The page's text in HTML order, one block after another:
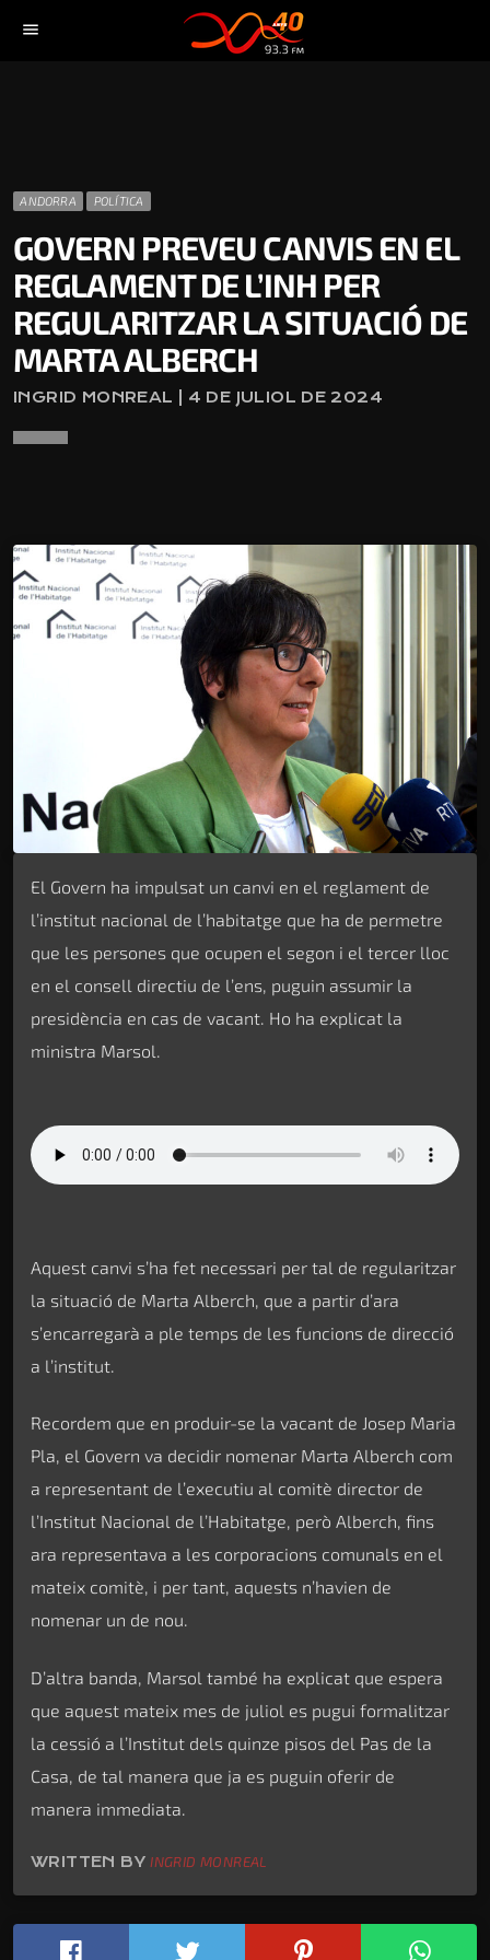
menu
ANDORRA POLÍTICA
GOVERN PREVEU CANVIS EN EL
REGLAMENT DE L’INH PER
REGULARITZAR LA SITUACIÓ DE
MARTA ALBERCH
INGRID MONREAL | 4 DE JULIOL DE 2024
El Govern ha impulsat un canvi en el reglament de
l’institut nacional de l’habitatge que ha de permetre
que les persones que ocupen el segon i el tercer lloc
en el consell directiu de l’ens, puguin assumir la
presidència en cas de vacant. Ho ha explicat la
ministra Marsol.
Aquest canvi s’ha fet necessari per tal de regularitzar
la situació de Marta Alberch, que a partir d’ara
s’encarregarà a ple temps de les funcions de direcció
a l’institut.
Recordem que en produir-se la vacant de Josep Maria
Pla, el Govern va decidir nomenar Marta Alberch com
a representant de l’executiu al comitè director de
l’Institut Nacional de l’Habitatge, però Alberch, fins
ara representava a les corporacions comunals en el
mateix comitè, i per tant, aquests n’havien de
nomenar un de nou.
D’altra banda, Marsol també ha explicat que espera
que aquest mateix mes de juliol es pugui formalitzar
la cessió a l’Institut dels quinze pisos del Pas de la
Casa, de tal manera que ja es puguin oferir de
manera immediata.
WRITTEN BY INGRID MONREAL